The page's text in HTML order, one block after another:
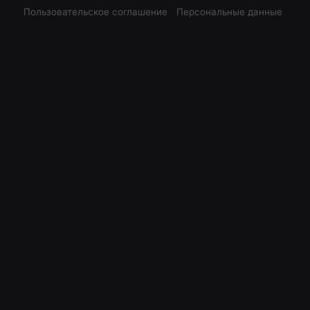
Пользовательское соглашение Персональные данные